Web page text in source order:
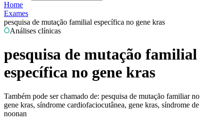
Home
Exames
pesquisa de mutação familial específica no gene kras
Análises clínicas
pesquisa de mutação familial
específica no gene kras
Também pode ser chamado de: pesquisa de mutação familiar no
gene kras, síndrome cardiofaciocutânea, gene kras, síndrome de
noonan